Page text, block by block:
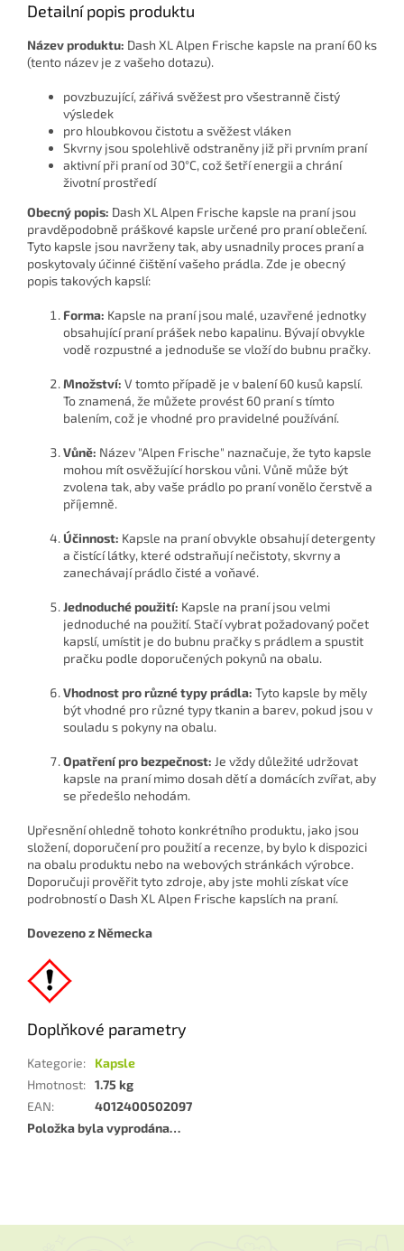
Detailní popis produktu
Název produktu: Dash XL Alpen Frische kapsle na praní 60 ks
(tento název je z vašeho dotazu).
povzbuzující, zářivá svěžest pro všestranně čistý
výsledek
pro hloubkovou čistotu a svěžest vláken
Skvrny jsou spolehlivě odstraněny již při prvním praní
aktivní při praní od 30°C, což šetří energii a chrání
životní prostředí
Obecný popis: Dash XL Alpen Frische kapsle na praní jsou
pravděpodobně práškové kapsle určené pro praní oblečení.
Tyto kapsle jsou navrženy tak, aby usnadnily proces praní a
poskytovaly účinné čištění vašeho prádla. Zde je obecný
popis takových kapslí:
Forma: Kapsle na praní jsou malé, uzavřené jednotky
obsahující praní prášek nebo kapalinu. Bývají obvykle
vodě rozpustné a jednoduše se vloží do bubnu pračky.
Množství: V tomto případě je v balení 60 kusů kapslí.
To znamená, že můžete provést 60 praní s tímto
balením, což je vhodné pro pravidelné používání.
Vůně: Název "Alpen Frische" naznačuje, že tyto kapsle
mohou mít osvěžující horskou vůni. Vůně může být
zvolena tak, aby vaše prádlo po praní vonělo čerstvě a
příjemně.
Účinnost: Kapsle na praní obvykle obsahují detergenty
a čistící látky, které odstraňují nečistoty, skvrny a
zanechávají prádlo čisté a voňavé.
Jednoduché použití: Kapsle na praní jsou velmi
jednoduché na použití. Stačí vybrat požadovaný počet
kapslí, umístit je do bubnu pračky s prádlem a spustit
pračku podle doporučených pokynů na obalu.
Vhodnost pro různé typy prádla: Tyto kapsle by měly
být vhodné pro různé typy tkanin a barev, pokud jsou v
souladu s pokyny na obalu.
Opatření pro bezpečnost: Je vždy důležité udržovat
kapsle na praní mimo dosah dětí a domácích zvířat, aby
se předešlo nehodám.
Upřesnění ohledně tohoto konkrétního produktu, jako jsou
složení, doporučení pro použití a recenze, by bylo k dispozici
na obalu produktu nebo na webových stránkách výrobce.
Doporučuji prověřit tyto zdroje, aby jste mohli získat více
podrobností o Dash XL Alpen Frische kapslích na praní.
Dovezeno z Německa
Doplňkové parametry
Kategorie:
Kapsle
Hmotnost: 1.75 kg
EAN:
4012400502097
Položka byla vyprodána…